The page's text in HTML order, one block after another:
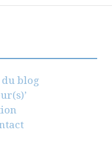
du blog